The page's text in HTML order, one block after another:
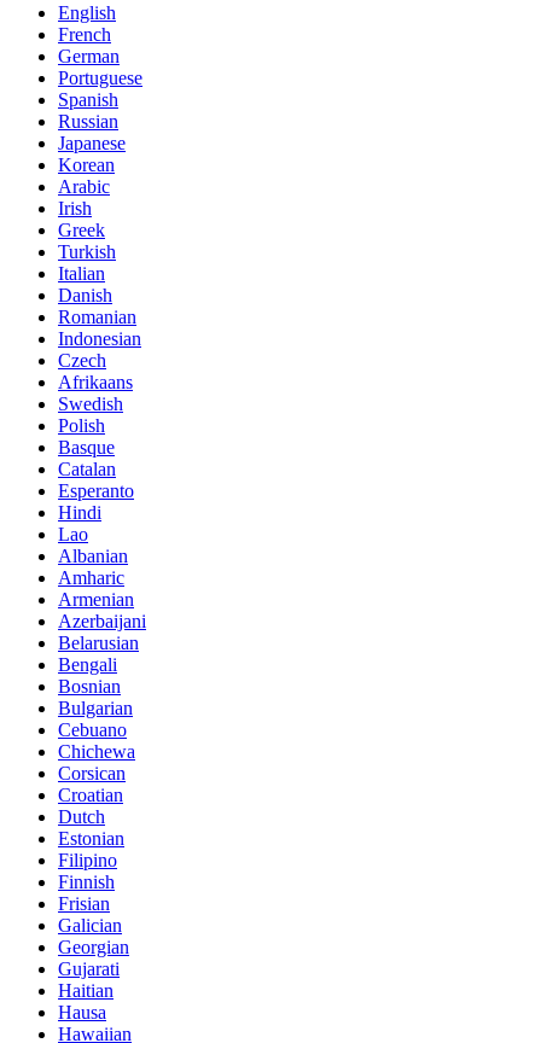
English
French
German
Portuguese
Spanish
Russian
Japanese
Korean
Arabic
Irish
Greek
Turkish
Italian
Danish
Romanian
Indonesian
Czech
Afrikaans
Swedish
Polish
Basque
Catalan
Esperanto
Hindi
Lao
Albanian
Amharic
Armenian
Azerbaijani
Belarusian
Bengali
Bosnian
Bulgarian
Cebuano
Chichewa
Corsican
Croatian
Dutch
Estonian
Filipino
Finnish
Frisian
Galician
Georgian
Gujarati
Haitian
Hausa
Hawaiian